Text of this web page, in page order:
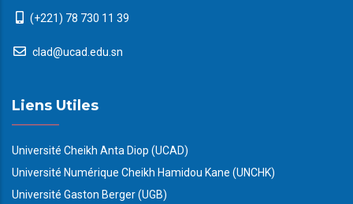
(+221) 78 730 11 39
clad@ucad.edu.sn
Liens Utiles
Université Cheikh Anta Diop (UCAD)
Université Numérique Cheikh Hamidou Kane (UNCHK)
Université Gaston Berger (UGB)